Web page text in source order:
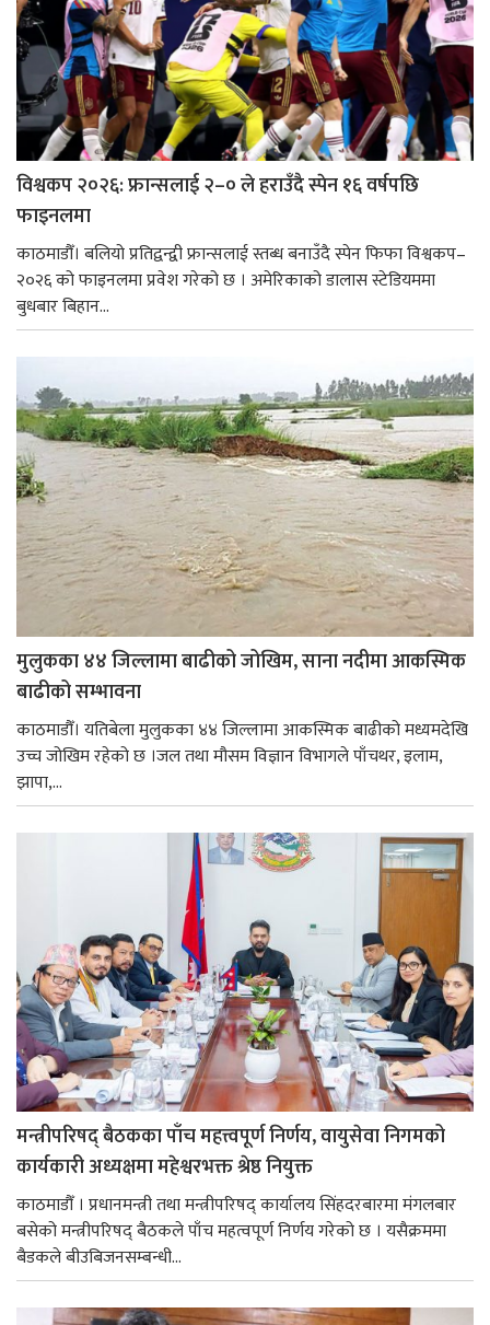
विश्वकप २०२६: फ्रान्सलाई २–० ले हराउँदै स्पेन १६ वर्षपछि
फाइनलमा
काठमाडौँ। बलियो प्रतिद्वन्द्वी फ्रान्सलाई स्तब्ध बनाउँदै स्पेन फिफा विश्वकप–
२०२६ को फाइनलमा प्रवेश गरेको छ । अमेरिकाको डालास स्टेडियममा
बुधबार बिहान...
मुलुकका ४४ जिल्लामा बाढीको जोखिम, साना नदीमा आकस्मिक
बाढीको सम्भावना
काठमाडौँ। यतिबेला मुलुकका ४४ जिल्लामा आकस्मिक बाढीको मध्यमदेखि
उच्च जोखिम रहेको छ ।जल तथा मौसम विज्ञान विभागले पाँचथर, इलाम,
झापा,...
मन्त्रीपरिषद् बैठकका पाँच महत्त्वपूर्ण निर्णय, वायुसेवा निगमको
कार्यकारी अध्यक्षमा महेश्वरभक्त श्रेष्ठ नियुक्त
काठमाडौँ । प्रधानमन्त्री तथा मन्त्रीपरिषद् कार्यालय सिंहदरबारमा मंगलबार
बसेको मन्त्रीपरिषद् बैठकले पाँच महत्वपूर्ण निर्णय गरेको छ । यसैक्रममा
बैडकले बीउबिजनसम्बन्धी...